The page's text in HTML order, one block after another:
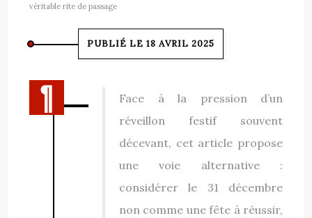
véritable rite de passage
PUBLIÉ LE 18 AVRIL 2025
Face à la pression d’un
réveillon festif souvent
décevant, cet article propose
une voie alternative :
considérer le 31 décembre
non comme une fête à réussir,